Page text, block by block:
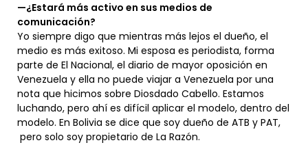
—¿Estará más activo en sus medios de
comunicación?
Yo siempre digo que mientras más lejos el dueño, el
medio es más exitoso. Mi esposa es periodista, forma
parte de El Nacional, el diario de mayor oposición en
Venezuela y ella no puede viajar a Venezuela por una
nota que hicimos sobre Diosdado Cabello. Estamos
luchando, pero ahí es difícil aplicar el modelo, dentro del
modelo. En Bolivia se dice que soy dueño de ATB y PAT,
pero solo soy propietario de La Razón.